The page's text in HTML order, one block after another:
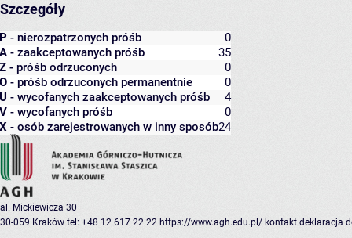
Szczegóły
P - nierozpatrzonych próśb
0
A - zaakceptowanych próśb
35
Z - próśb odrzuconych
0
O - próśb odrzuconych permanentnie
0
U - wycofanych zaakceptowanych próśb
4
V - wycofanych próśb
0
X - osób zarejestrowanych w inny sposób24
al. Mickiewicza 30
30-059 Kraków tel: +48 12 617 22 22 https://www.agh.edu.pl/ kontakt deklaracja